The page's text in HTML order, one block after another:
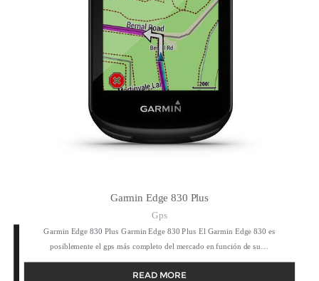
Garmin Edge 830 Plus
Gps
Garmin Edge 830 Plus Garmin Edge 830 Plus El Garmin Edge 830 es
posiblemente el gps más completo del mercado en función de su…
READ MORE